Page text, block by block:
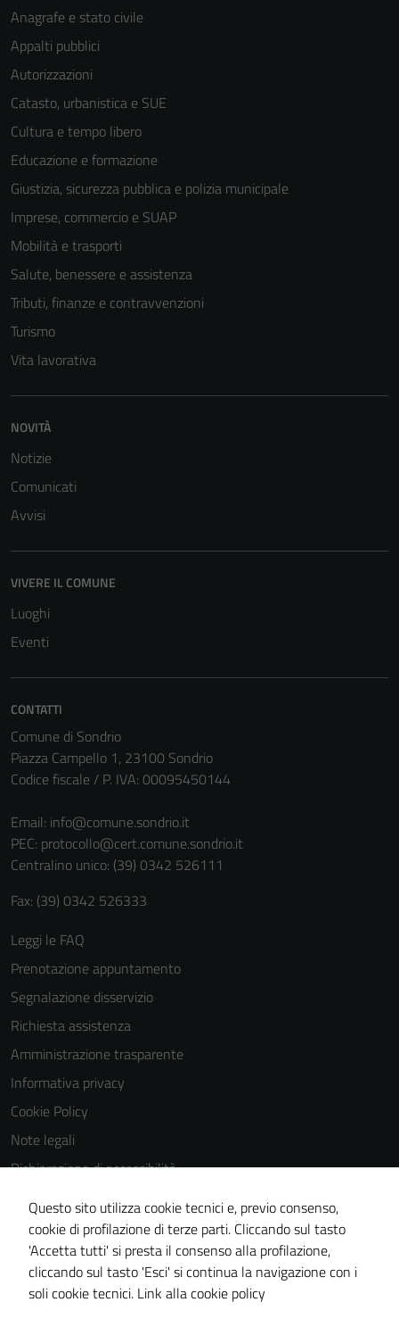
Anagrafe e stato civile
Appalti pubblici
Autorizzazioni
Catasto, urbanistica e SUE
Cultura e tempo libero
Educazione e formazione
Giustizia, sicurezza pubblica e polizia municipale
Imprese, commercio e SUAP
Mobilità e trasporti
Salute, benessere e assistenza
Tributi, finanze e contravvenzioni
Turismo
Vita lavorativa
NOVITÀ
Notizie
Comunicati
Avvisi
VIVERE IL COMUNE
Luoghi
Eventi
CONTATTI
Comune di Sondrio
Piazza Campello 1, 23100 Sondrio
Codice fiscale / P. IVA: 00095450144
Email: info@comune.sondrio.it
PEC: protocollo@cert.comune.sondrio.it
Centralino unico: (39) 0342 526111
Fax: (39) 0342 526333
Leggi le FAQ
Prenotazione appuntamento
Segnalazione disservizio
Richiesta assistenza
Amministrazione trasparente
Informativa privacy
Cookie Policy
Note legali
Dichiarazione di accessibilità
Dichiarazione di accessibilità Servizi
Whistleblowing
Piano di miglioramento del sito
Area riservata
Questo sito utilizza cookie tecnici e, previo consenso,
cookie di profilazione di terze parti. Cliccando sul tasto
'Accetta tutti' si presta il consenso alla profilazione,
cliccando sul tasto 'Esci' si continua la navigazione con i
soli cookie tecnici. Link alla cookie policy
essere
non raccolgono